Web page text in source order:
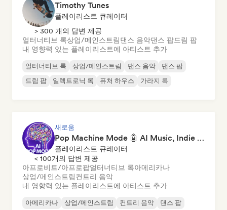
Timothy Tunes
플레이리스트 큐레이터
> 300 개의 답변 제공
얼터너티브 록상업/메인스트림댄스 음악댄스 팝드림 팝
내 영향력 있는 플레이리스트에 아티스트 추가
얼터너티브 록 상업/메인스트림 댄스 음악
댄스 팝
드림 팝
일렉트로닉 록 퓨처 하우스 가라지 록
새로움
Pop Machine Mode 🤖 AI Music, Indie Pop & Dream Pop
플레이리스트 큐레이터
< 100개의 답변 제공
아프로비트/아프로팝얼터너티브 록아메리카나
상업/메인스트림컨트리 음악
내 영향력 있는 플레이리스트에 아티스트 추가
아메리카나 상업/메인스트림 컨트리 음악 댄스 팝